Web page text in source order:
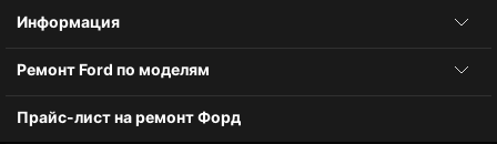
Информация
Ремонт Ford по моделям
Прайс-лист на ремонт Форд